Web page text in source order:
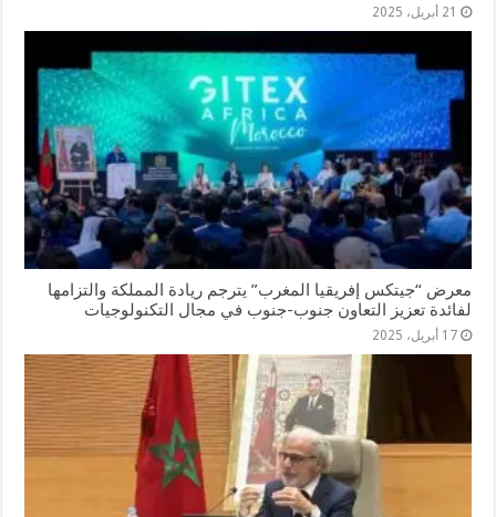
21 أبريل، 2025
معرض “جيتكس إفريقيا المغرب” يترجم ريادة المملكة والتزامها
لفائدة تعزيز التعاون جنوب-جنوب في مجال التكنولوجيات
17 أبريل، 2025